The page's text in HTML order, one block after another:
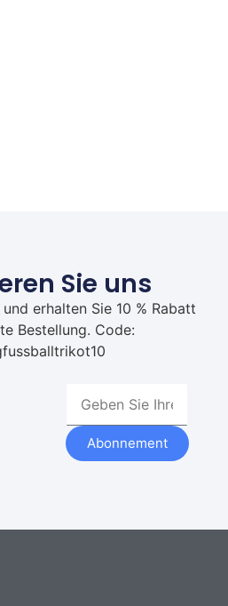
Sie uns
erhalten Sie 10 % Rabatt
Bestellung. Code:
Abonnement